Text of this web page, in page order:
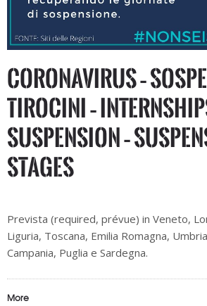
CORONAVIRUS –
tirocini –
suspension –
stages
Prevista (required, prévue) in Veneto,
Liguria, Toscana, Emilia Romagna,
Campania, Puglia e Sardegna.
More